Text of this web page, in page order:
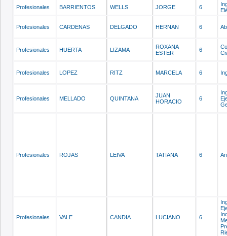
Profesionales BARRIENTOS WELLS JORGE 6
Profesionales CARDENAS DELGADO HERNAN 6
Profesionales HUERTA LIZAMA
ROXANA
ESTER
6
Profesionales LOPEZ RITZ MARCELA 6
Profesionales MELLADO QUINTANA
JUAN
HORACIO
6
Profesionales ROJAS LEIVA TATIANA 6
Profesionales VALE CANDIA LUCIANO 6